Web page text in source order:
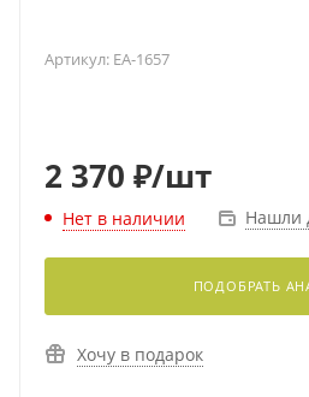
Артикул: EA-1657
2 370 ₽/шт
Нет в наличии Нашли
ПОДОБРАТЬ
Хочу в подарок